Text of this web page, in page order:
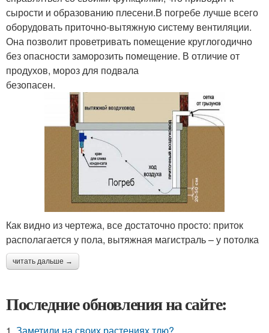
сырости и образованию плесени.В погребе лучше всего
оборудовать приточно-вытяжную систему вентиляции.
Она позволит проветривать помещение круглогодично
без опасности заморозить помещение. В отличие от
продухов, мороз для подвала
безопасен.
Как видно из чертежа, все достаточно просто: приток
располагается у пола, вытяжная магистраль – у потолка
читать дальше →
Последние обновления на сайте: